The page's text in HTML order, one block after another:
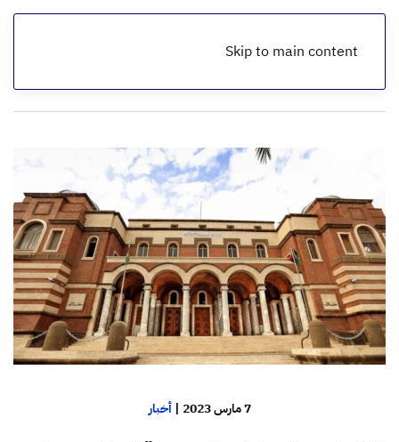
Skip to main content
الرئيسية
7 مارس 2023 |أخبار